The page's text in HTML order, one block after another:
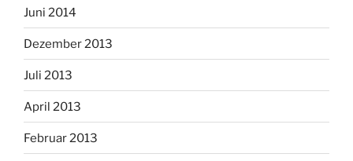
Juni 2014
Dezember 2013
Juli 2013
April 2013
Februar 2013